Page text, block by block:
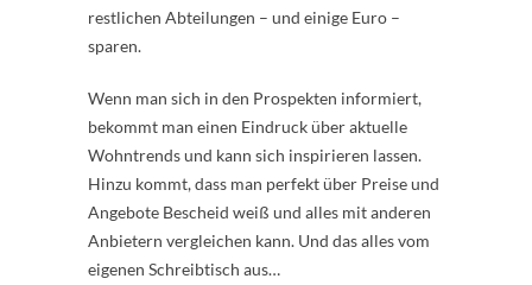
restlichen Abteilungen – und einige Euro –
sparen.
Wenn man sich in den Prospekten informiert,
bekommt man einen Eindruck über aktuelle
Wohntrends und kann sich inspirieren lassen.
Hinzu kommt, dass man perfekt über Preise und
Angebote Bescheid weiß und alles mit anderen
Anbietern vergleichen kann. Und das alles vom
eigenen Schreibtisch aus…